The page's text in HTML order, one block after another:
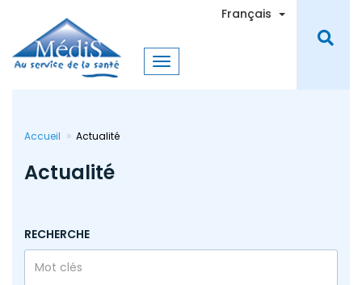
contenu
principal
Français Toggle
Accueil Actualité
Actualité
RECHERCHE